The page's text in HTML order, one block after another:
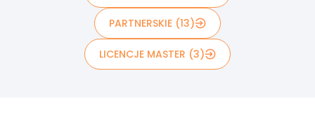
PARTNERSKIE (13)
LICENCJE MASTER (3)